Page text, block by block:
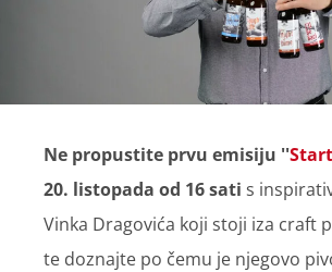
Ne propustite prvu emisiju ''
20. listopada od 16 sati s
Vinka Dragovića koji stoji iza craft
te doznajte po čemu je njegovo